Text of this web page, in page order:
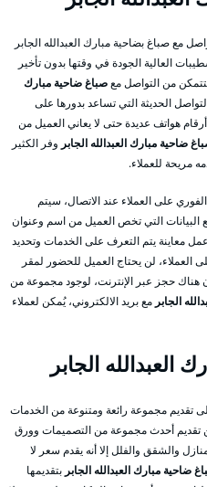
مع صباغ بضاحية مبارك العبدالله الجابر
العالية الجودة في وقتها بدون تأخير
من التواصل معصباغ ضاحية مبارك
الحديثة التي تساعد بدورها على
هواتف عديدة حتى لا يعاني العميل من
ضاحية مبارك العبدالله الجابر وفر الكثير
مريحة للعملاء.
على العملاء عند الاتصال، سيتم
البيانات التي تخص العميل من اسم وعنوان
معاينة يتم التعرف على الخدمات وتحديد
العملاء، لن يحتاج العميل للحضور لمقر
هناك حجز عبر الإنترنت، لوجود مجموعة من
الجابر مع بريد الالكتروني، يُمكن لعملاء
الجابر
تقديم مجموعة رائعة ومتنوعة من الخدمات
تقديم أحدث مجموعة من التصميمات وورق
والشقق والفلل إلا أنه يقدم سعر لا
ضاحية مبارك العبدالله الجابر بتقديمها